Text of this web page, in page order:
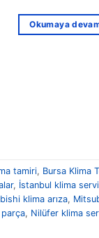
Okumaya
tamiri, Bursa Klima
, İstanbul klima
klima arıza,
, Nilüfer klima